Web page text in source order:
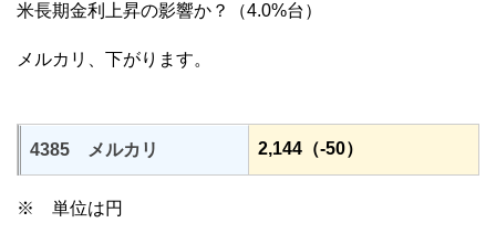
米長期金利上昇の影響か？（4.0%台）
メルカリ、下がります。
4385 メルカリ 2,144（-50）
※ 単位は円